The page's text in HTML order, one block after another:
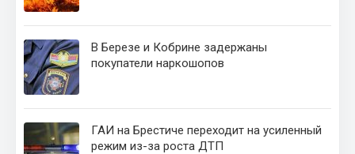
В Березе и Кобрине задержаны
покупатели наркошопов
ГАИ на Брестиче переходит на усиленный
режим из-за роста ДТП